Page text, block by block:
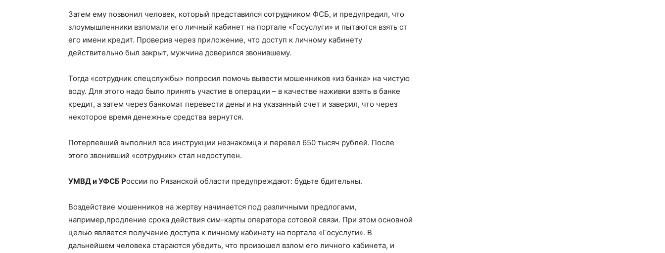
Затем ему позвонил человек, который представился сотрудником ФСБ, и предупредил, что
злоумышленники взломали его личный кабинет на портале «Госуслуги» и пытаются взять от
его имени кредит. Проверив через приложение, что доступ к личному кабинету
действительно был закрыт, мужчина доверился звонившему.
Тогда «сотрудник спецслужбы» попросил помочь вывести мошенников «из банка» на чистую
воду. Для этого надо было принять участие в операции – в качестве наживки взять в банке
кредит, а затем через банкомат перевести деньги на указанный счет и заверил, что через
некоторое время денежные средства вернутся.
Потерпевший выполнил все инструкции незнакомца и перевел 650 тысяч рублей. После
этого звонивший «сотрудник» стал недоступен.
УМВД и УФСБ России по Рязанской области предупреждают: будьте бдительны.
Воздействие мошенников на жертву начинается под различными предлогами,
например,продление срока действия сим-карты оператора сотовой связи. При этом основной
целью является получение доступа к личному кабинету на портале «Госуслуги». В
дальнейшем человека стараются убедить, что произошел взлом его личного кабинета, и